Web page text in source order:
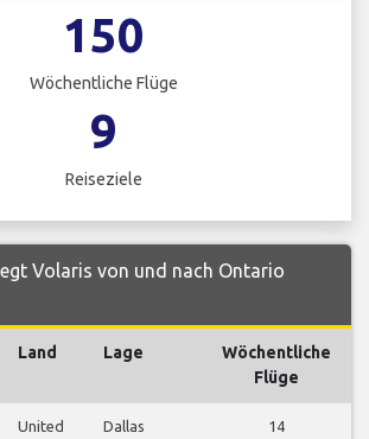
150
Wöchentliche Flüge
9
Reiseziele
Volaris von und nach Ontario
Land Lage
Wöchentliche
Flüge
United
Dallas
14